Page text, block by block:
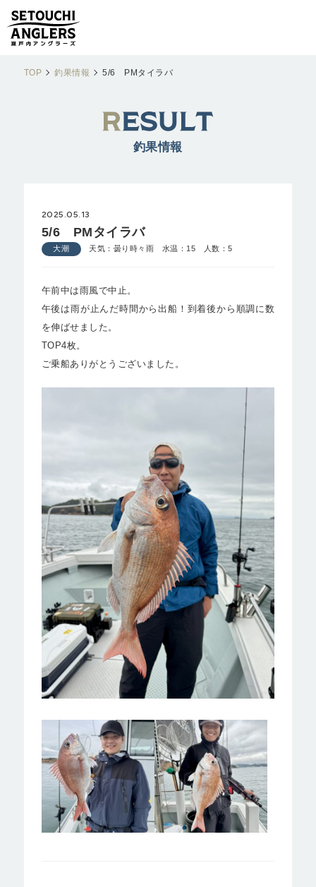
TOP 釣果情報 5/6 PMタイラバ
釣果情報
2025.05.13
5/6 PMタイラバ
大潮 天気：曇り時々雨 水温：15 人数：5
午前中は雨風で中止。
午後は雨が止んだ時間から出船！到着後から順調に数
を伸ばせました。
TOP4枚。
ご乗船ありがとうございました。